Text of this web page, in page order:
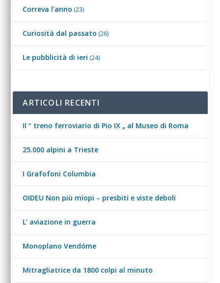
Correva l'anno (23)
Curiosità dal passato (26)
Le pubblicità di ieri (24)
ARTICOLI RECENTI
Il “ treno ferroviario di Pio IX „ al Museo di Roma
25.000 alpini a Trieste
I Grafofoni Columbia
OIDEU Non più miopi – presbiti e viste deboli
L’ aviazione in guerra
Monoplano Vendóme
Mitragliatrice da 1800 colpi al minuto